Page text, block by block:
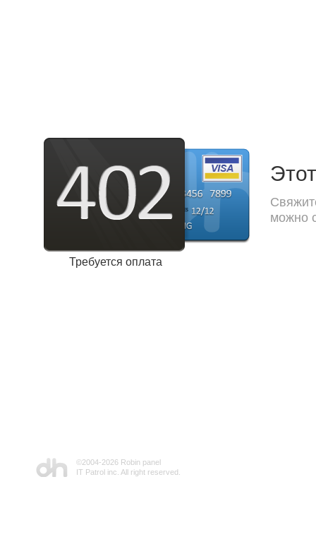
Требуется оплата
можно
©2004-2026 Robin panel
IT Patrol inc. All right reserved.